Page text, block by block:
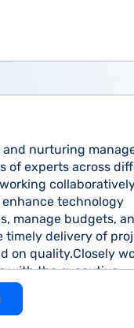
and nurturing
of experts across
technology
manage budgets,
timely delivery of
on quality.Closely
with the executive
and their